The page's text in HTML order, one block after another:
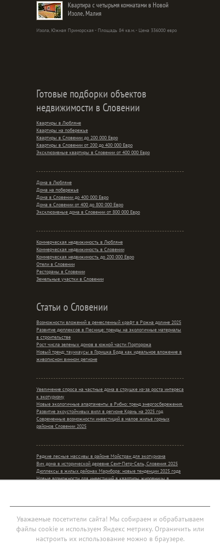
Квартира с четырьмя комнатами в Новой
Изоле, Малия
Изола, Южная Приморская - Площадь 84 кв.м. - Цена 336000 евро
Готовые подборки объектов
недвижимости в Словении
Квартиры в Любляне
Квартиры на побережье
Квартиры в Словении до 200 000 Евро
Квартиры в Словении от 200 до 400 000 Евро
Эксклюзивные квартиры в Словении от 400 000 Евро
Дома в Любляне
Дома на побережье
Дома в Словении до 400 000 Евро
Дома в Словении от 400 до 800 000 Евро
Эксклюзивные дома в Словении от 800 000 Евро
Коммерческая недвижимость в Любляне
Коммерческая недвижимость в Словении
Коммерческая недвижимость до 200 000 Евро
Отели в Словении
Рестораны в Словении
Земельные участки в Словении
Статьи о Словении
Возможности вложений в ремесленный крафт в Рожна долине 2025
Развитие дюплексов в Песнице: тренды на экологичные материалы
в строительстве
Рост числа зеленых домов в южной части Порторожа
Новый тренд: таунхаусы в Горишка Брда как идеальное вложение в
живописном винном регионе
Увеличение спроса на частные дома в струшке из-за роста интереса
к экотуризму
Новые экологичные апартаменты в Рибно: тренд энергосбережения.
Развитие экоустойчивых вилл в регионе Крань на 2025 год
Современные возможности инвестиций в малое жилье горных
районов Словении 2025
Редкие лесные массивы в районе Мойстран для экотуризма
Вич дома в исторической деревне Сент-Петр-Сель, Словения 2025
Дюплексы в жилых районах Марибора: новые тенденции 2025 года
Новые возможности для инвестиций в квартиры жировницы в
Соглашение об обработке персональных данных
Мобильная версия
Уважаемые посетители сайта! Мы собираем и обрабатываем
файлы cookie и используем Яндекс метрику. Ограничить или
настроить их использование можно в браузере.